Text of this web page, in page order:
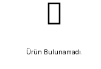
Ürün Bulunamadı.